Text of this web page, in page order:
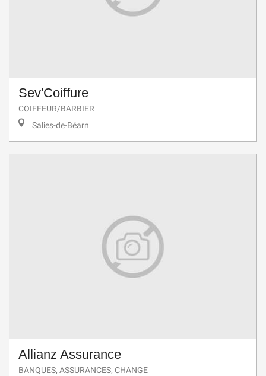
Sev'Coiffure
COIFFEUR/BARBIER
Salies-de-Béarn
Allianz Assurance
BANQUES, ASSURANCES, CHANGE